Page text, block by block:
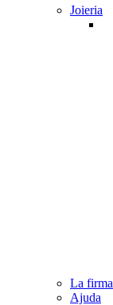
Joieria
La firma
Ajuda